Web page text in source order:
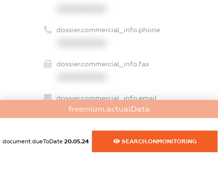
dossier.commercial_info.phone
dossier.commercial_info.fax
dossier.commercial_info.email
XXXXXXXXXX
dossier.commercial_info.website
XXXXXXXXXX
freemium.actualData
document.dueToDate 20.05.24 SEARCH.ONMONITORING